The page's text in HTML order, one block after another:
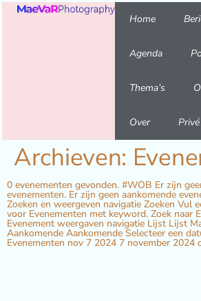
Home
Agenda
Thema’s
Over Privé
Archieven:
0 evenementen gevonden. #WOB Er zijn
evenementen. Er zijn geen aankomende
Zoeken en weergeven navigatie Zoeken Vul
voor Evenementen met keyword. Zoek naar
Evenement weergaven navigatie Lijst Lijst
Aankomende Aankomende Selecteer een
Evenementen nov 7 2024 7 november 2024